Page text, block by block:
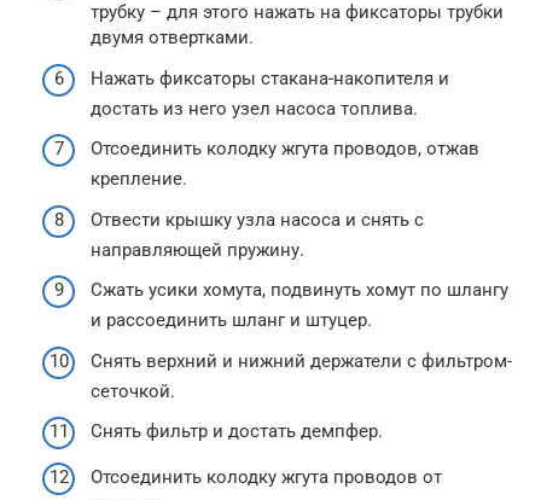
трубку – для этого нажать на фиксаторы трубки
двумя отвертками.
Нажать фиксаторы стакана-накопителя и
достать из него узел насоса топлива.
Отсоединить колодку жгута проводов, отжав
крепление.
Отвести крышку узла насоса и снять с
направляющей пружину.
Сжать усики хомута, подвинуть хомут по шлангу
и рассоединить шланг и штуцер.
Снять верхний и нижний держатели с фильтром-
сеточкой.
Снять фильтр и достать демпфер.
Отсоединить колодку жгута проводов от